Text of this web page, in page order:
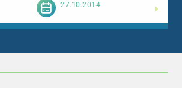
27.10.2014